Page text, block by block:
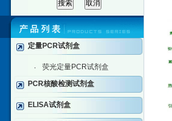
定量PCR试剂盒
·
荧光定量PCR试剂盒
PCR核酸检测试剂盒
ELISA试剂盒